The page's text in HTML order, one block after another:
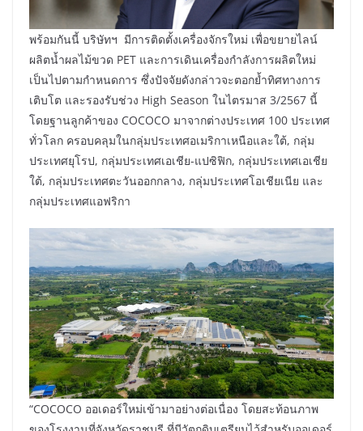
พร้อมกันนี้ บริษัทฯ มีการติดตั้งเครื่องจักรใหม่ เพื่อขยายไลน์
ผลิตน้ำผลไม้ขวด PET และการเดินเครื่องกำลังการผลิตใหม่
เป็นไปตามกำหนดการ ซึ่งปัจจัยดังกล่าวจะตอกย้ำทิศทางการ
เติบโต และรองรับช่วง High Season ในไตรมาส 3/2567 นี้
โดยฐานลูกค้าของ COCOCO มาจากต่างประเทศ 100 ประเทศ
ทั่วโลก ครอบคลุมในกลุ่มประเทศอเมริกาเหนือและใต้, กลุ่ม
ประเทศยุโรป, กลุ่มประเทศเอเชีย-แปซิฟิก, กลุ่มประเทศเอเชีย
ใต้, กลุ่มประเทศตะวันออกกลาง, กลุ่มประเทศโอเชียเนีย และ
กลุ่มประเทศแอฟริกา
“COCOCO ออเดอร์ใหม่เข้ามาอย่างต่อเนื่อง โดยสะท้อนภาพ